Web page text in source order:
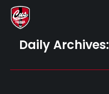
Daily Archives: